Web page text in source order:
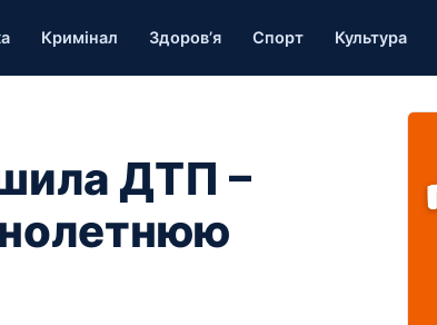
Кримінал Здоров’я Спорт Культура
ДТП –